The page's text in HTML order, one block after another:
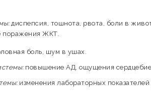
диспепсия, тошнота, рвота, боли в
поражения ЖКТ.
боль, шум в ушах.
повышение АД, ощущения
изменения лабораторных показателей